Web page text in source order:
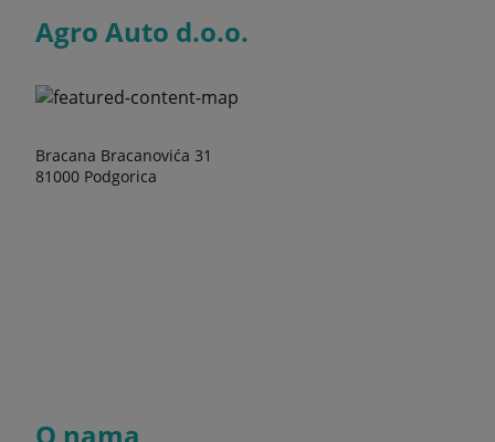
Agro Auto d.o.o.
Bracana Bracanovića 31
81000 Podgorica
O nama